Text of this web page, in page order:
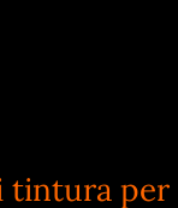
tintura per